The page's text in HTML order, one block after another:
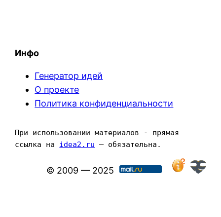
Инфо
Генератор идей
О проекте
Политика конфиденциальности
При использовании материалов - прямая
ссылка на idea2.ru — обязательна.
© 2009 — 2025